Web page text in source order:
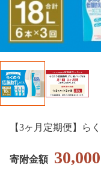
【3ヶ月定期便】ら
寄附金額 30,000